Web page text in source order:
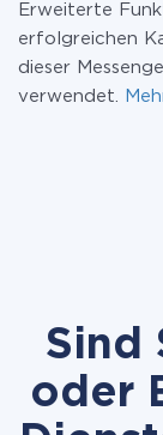
Erweiterte
erfolgreichen
dieser
verwendet.
Sind
oder